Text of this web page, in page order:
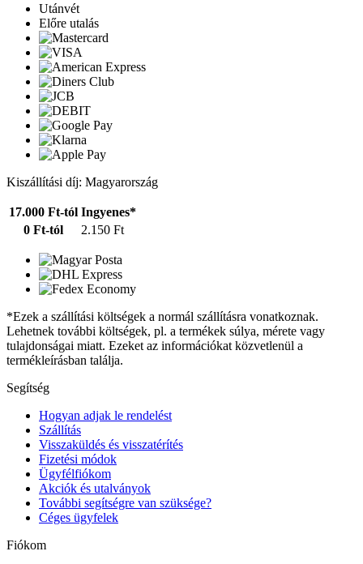
Utánvét
Előre utalás
Kiszállítási díj: Magyarország
17.000 Ft-tól Ingyenes*
0 Ft-tól
2.150 Ft
*Ezek a szállítási költségek a normál szállításra vonatkoznak.
Lehetnek további költségek, pl. a termékek súlya, mérete vagy
tulajdonságai miatt. Ezeket az információkat közvetlenül a
termékleírásban találja.
Segítség
Hogyan adjak le rendelést
Szállítás
Visszaküldés és visszatérítés
Fizetési módok
Ügyfélfiókom
Akciók és utalványok
További segítségre van szüksége?
Céges ügyfelek
Fiókom